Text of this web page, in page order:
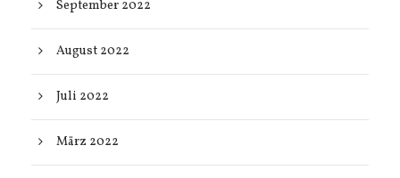
September 2022
August 2022
Juli 2022
März 2022